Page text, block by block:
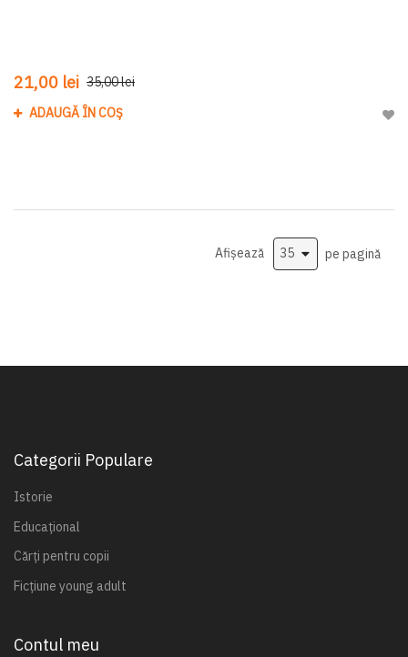
21,00 lei 35,00 lei
ADAUGĂ ÎN COȘ
Afișează pe pagină
Categorii Populare
Istorie
Educațional
Cărți pentru copii
Ficțiune young adult
Contul meu